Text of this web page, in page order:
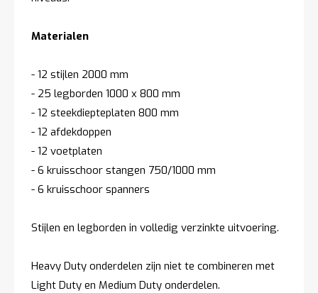
Materialen
- 12 stijlen 2000 mm
- 25 legborden 1000 x 800 mm
- 12 steekdiepteplaten 800 mm
- 12 afdekdoppen
- 12 voetplaten
- 6 kruisschoor stangen 750/1000 mm
- 6 kruisschoor spanners
Stijlen en legborden in volledig verzinkte uitvoering.
Heavy Duty onderdelen zijn niet te combineren met
Light Duty en Medium Duty onderdelen.